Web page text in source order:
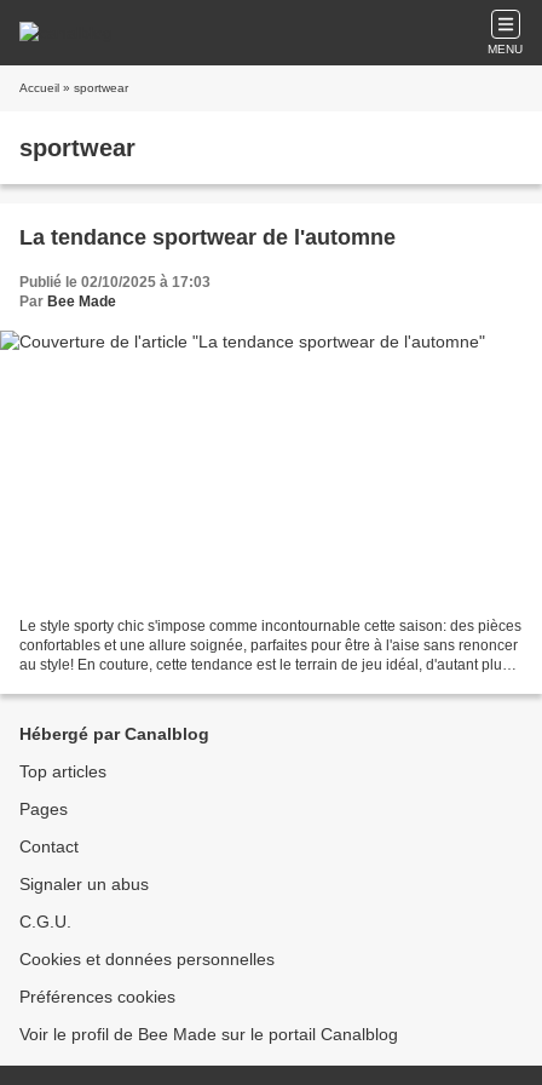
MENU
Accueil » sportwear
sportwear
La tendance sportwear de l'automne
Publié le 02/10/2025 à 17:03
Par Bee Made
Le style sporty chic s'impose comme incontournable cette saison: des pièces
confortables et une allure soignée, parfaites pour être à l'aise sans renoncer
au style! En couture, cette tendance est le terrain de jeu idéal, d'autant plus
Hébergé par Canalblog
Top articles
Pages
Contact
Signaler un abus
C.G.U.
Cookies et données personnelles
Préférences cookies
Voir le profil de Bee Made sur le portail Canalblog